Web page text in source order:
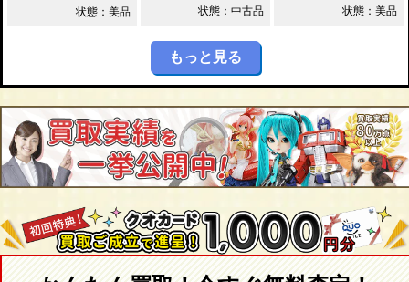
状態：美品 状態：中古品 状態：美品
もっと見る